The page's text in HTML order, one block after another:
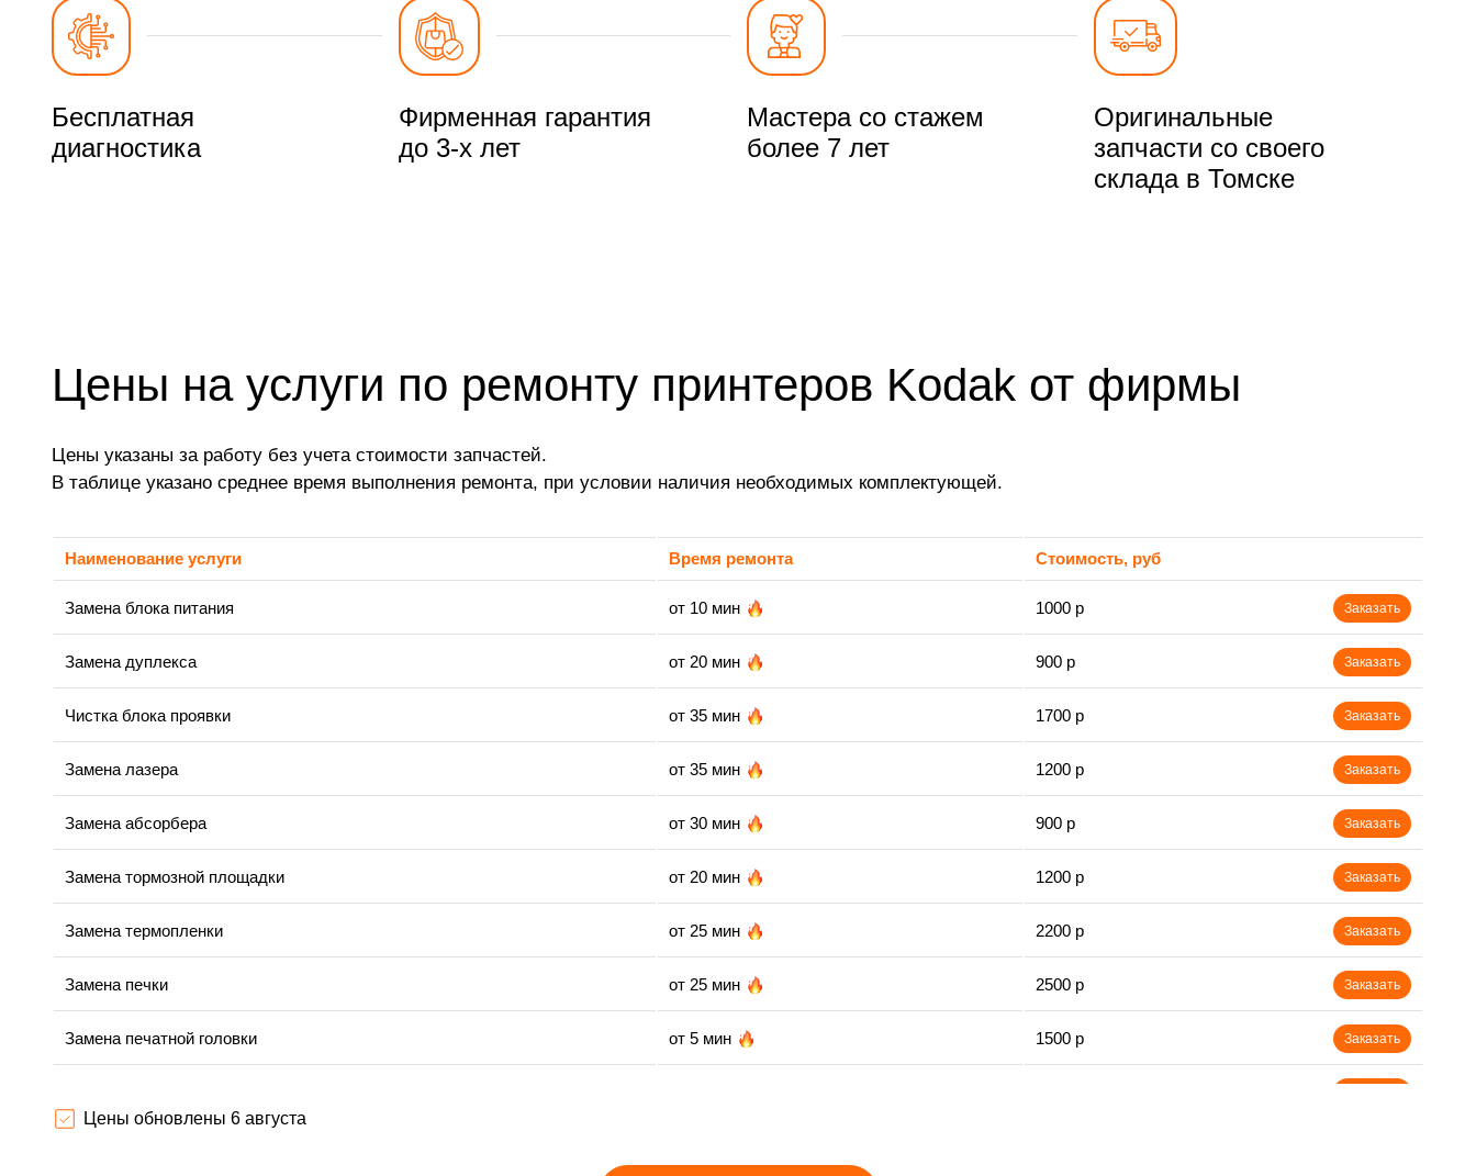
Бесплатная
диагностика
Фирменная гарантия
до 3-х лет
Мастера со стажем
более 7 лет
Оригинальные
запчасти со своего
склада в Томске
Цены на услуги по ремонту принтеров Kodak от фирмы
Цены указаны за работу без учета стоимости запчастей.
В таблице указано среднее время выполнения ремонта, при условии наличия необходимых комплектующей.
Наименование услуги Время ремонта Стоимость, руб
Замена блока питания от 10 мин 1000 р Заказать
Замена дуплекса от 20 мин 900 р Заказать
Чистка блока проявки от 35 мин 1700 р Заказать
Замена лазера от 35 мин 1200 р Заказать
Замена абсорбера от 30 мин 900 р Заказать
Замена тормозной площадки от 20 мин 1200 р Заказать
Замена термопленки от 25 мин 2200 р Заказать
Замена печки от 25 мин 2500 р Заказать
Замена печатной головки от 5 мин 1500 р Заказать
Цены обновлены 6 августа